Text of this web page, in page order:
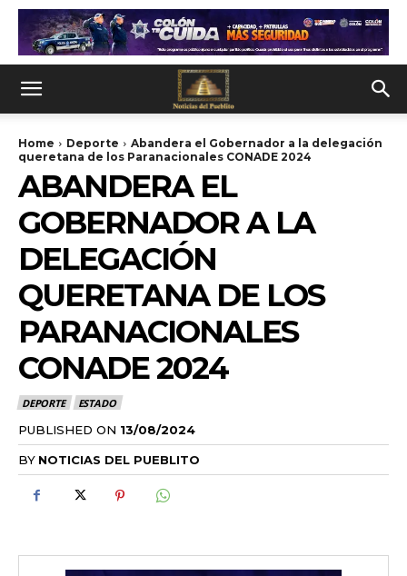
Home Deporte
Abandera el Gobernador a la delegación
queretana de los Paranacionales CONADE 2024
ABANDERA EL
GOBERNADOR A LA
DELEGACIÓN
QUERETANA DE LOS
PARANACIONALES
CONADE 2024
DEPORTE ESTADO
PUBLISHED ON 13/08/2024
BY NOTICIAS DEL PUEBLITO